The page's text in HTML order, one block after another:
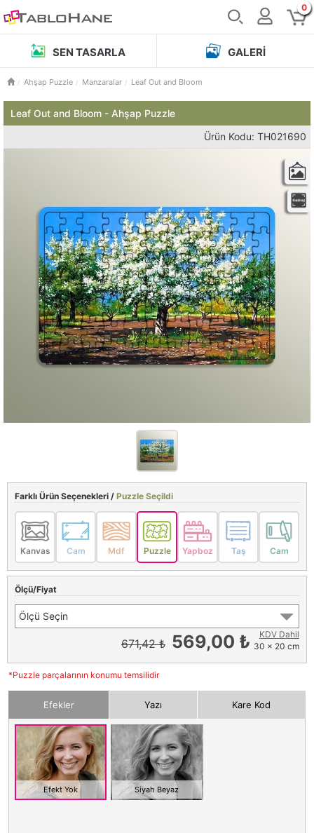
0
SEN TASARLA GALERI
Ahşap Puzzle Manzaralar Leaf Out and Bloom
Leaf Out and Bloom - Ahşap Puzzle
Ürün Kodu: TH021690
Farklı Ürün Seçenekleri / Puzzle Seçildi
Kanvas Cam Mdf Puzzle Yapboz Taş Cam
Ölçü/Fiyat
Ölçü Seçin
671,42 ₺ 569,00 ₺
KDV Dahil
30 x 20 cm
*Puzzle parçalarının konumu temsilidir
Efekler Yazı Kare Kod
Efekt Yok Siyah Beyaz